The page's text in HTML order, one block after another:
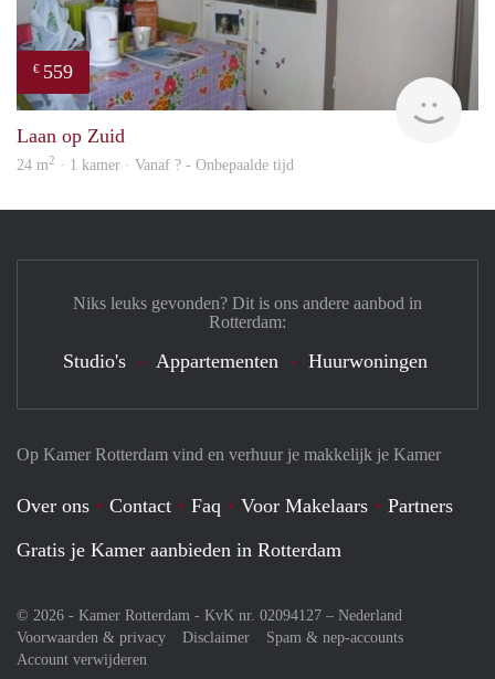
€ 559
Laan op Zuid
24 m2 · 1 kamer · Vanaf ? - Onbepaalde tijd
Op Kamer Rotterdam vind en verhuur je makkelijk je Kamer
Over ons Contact Faq Voor Makelaars
Partners
Gratis je Kamer aanbieden in Rotterdam
© 2026 - Kamer Rotterdam - KvK nr. 02094127 – Nederland
Voorwaarden & privacy
Disclaimer
Spam & nep-accounts
Account verwijderen
Niks leuks gevonden? Dit is ons andere aanbod in
Rotterdam:
Studio's Appartementen Huurwoningen